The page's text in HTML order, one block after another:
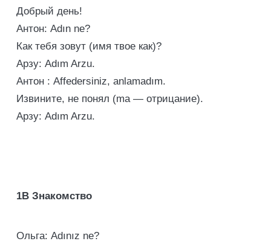
Добрый день!
Антон: Adın ne?
Как тебя зовут (имя твое как)?
Арзу: Adım Arzu.
Антон : Affedersiniz, anlamadım.
Извините, не понял (ma — отрицание).
Арзу: Adım Arzu.
1В Знакомство
Ольга: Adınız ne?